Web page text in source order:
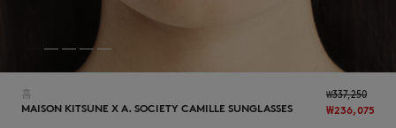
홈
MAISON KITSUNE X A. SOCIETY CAMILLE SUNGLASSES
₩236,075
₩337,250